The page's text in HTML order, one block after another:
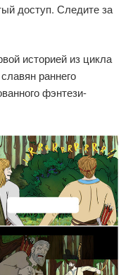
доступ. Следите за
историей из цикла
раннего
фэнтези-